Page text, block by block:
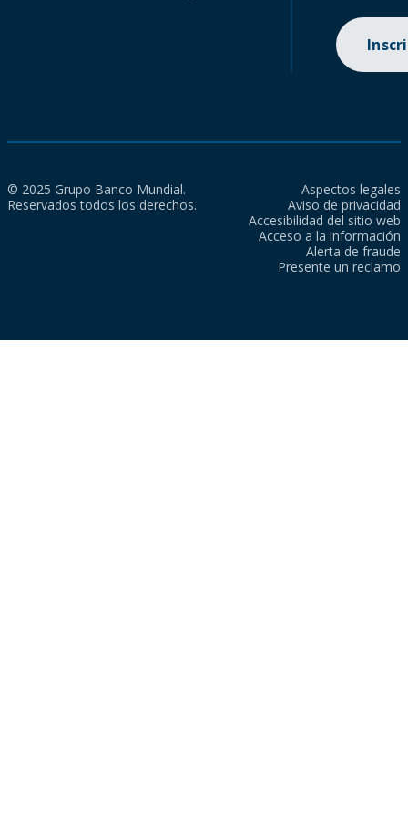
© 2025 Grupo Banco Mundial.
Reservados todos los derechos.
Aspectos legales
Aviso de privacidad
Accesibilidad del sitio web
Acceso a la información
Alerta de fraude
Presente un reclamo